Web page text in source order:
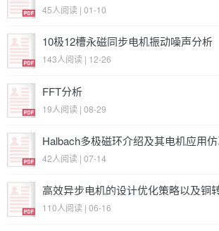
45人阅读 | 01-10
10极12槽永磁同步电机振动噪声分析
143人阅读 | 12-26
FFT分析
19人阅读 | 08-29
Halbach多极磁环介绍及其电机应用
42人阅读 | 07-14
高效异步电机的设计优化策略以及铜
应用
110人阅读 | 06-16